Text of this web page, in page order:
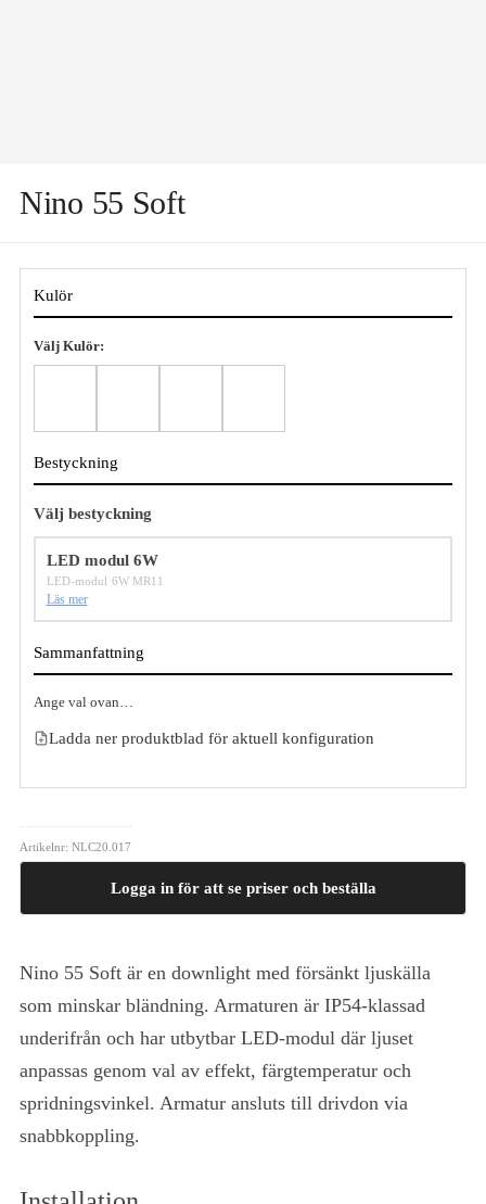
Nino 55 Soft
Nino 55 Soft är en downlight med försänkt ljuskälla
som minskar bländning. Armaturen är IP54-klassad
underifrån och har utbytbar LED-modul där ljuset
anpassas genom val av effekt, färgtemperatur och
spridningsvinkel. Armatur ansluts till drivdon via
snabbkoppling.
Kulör
Välj Kulör:
Bestyckning
Välj bestyckning
LED modul 6W
LED-modul 6W MR11
Läs mer
Sammanfattning
Ange val ovan…
Ladda ner produktblad för aktuell konfiguration
Artikelnr: NLC20.017
Logga in för att se priser och beställa